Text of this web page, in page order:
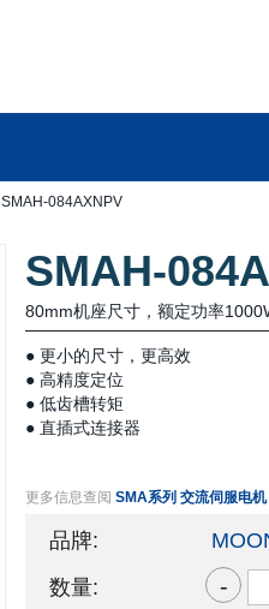
SMAH-084AXNPV
SMAH-
80mm机座尺寸，额定功率
● 更小的尺寸，更高效
● 高精度定位
● 低齿槽转矩
● 直插式连接器
更多信息查阅 SMA系列 交流伺服电机
品牌:
数量:
-